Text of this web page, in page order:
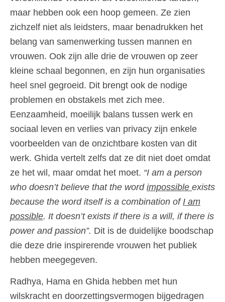
maar hebben ook een hoop gemeen. Ze zien
zichzelf niet als leidsters, maar benadrukken het
belang van samenwerking tussen mannen en
vrouwen. Ook zijn alle drie de vrouwen op zeer
kleine schaal begonnen, en zijn hun organisaties
heel snel gegroeid. Dit brengt ook de nodige
problemen en obstakels met zich mee.
Eenzaamheid, moeilijk balans tussen werk en
sociaal leven en verlies van privacy zijn enkele
voorbeelden van de onzichtbare kosten van dit
werk. Ghida vertelt zelfs dat ze dit niet doet omdat
ze het wil, maar omdat het moet. “I am a person
who doesn’t believe that the word impossible exists
because the word itself is a combination of I am
possible. It doesn’t exists if there is a will, if there is
power and passion”. Dit is de duidelijke boodschap
die deze drie inspirerende vrouwen het publiek
hebben meegegeven.
Radhya, Hama en Ghida hebben met hun
wilskracht en doorzettingsvermogen bijgedragen